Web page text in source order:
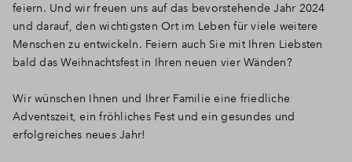
feiern. Und wir freuen uns auf das bevorstehende Jahr 2024
und darauf, den wichtigsten Ort im Leben für viele weitere
Menschen zu entwickeln. Feiern auch Sie mit Ihren Liebsten
bald das Weihnachtsfest in Ihren neuen vier Wänden?
Wir wünschen Ihnen und Ihrer Familie eine friedliche
Adventszeit, ein fröhliches Fest und ein gesundes und
erfolgreiches neues Jahr!